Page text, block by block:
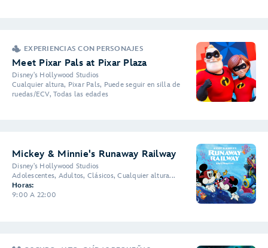
EXPERIENCIAS CON PERSONAJES
Meet Pixar Pals at Pixar Plaza
Disney's Hollywood Studios
Cualquier altura, Pixar Pals, Puede seguir en silla de
ruedas/ECV, Todas las edades
Mickey & Minnie's Runaway Railway
Disney's Hollywood Studios
Adolescentes, Adultos, Clásicos, Cualquier altura...
Horas:
9:00 A 22:00